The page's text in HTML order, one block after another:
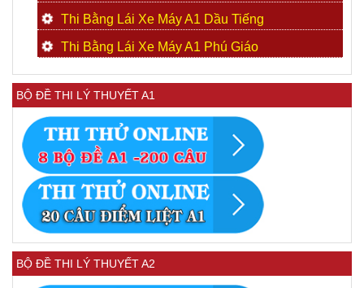
Thi Bằng Lái Xe Máy A1 Dầu Tiếng
Thi Bằng Lái Xe Máy A1 Phú Giáo
BỘ ĐỀ THI LÝ THUYẾT A1
BỘ ĐỀ THI LÝ THUYẾT A2